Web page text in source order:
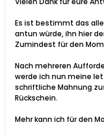
Es ist bestimmt das
antun würde, ihn hier
Zumindest für den
Nach mehreren
werde ich nun meine
schriftliche Mahnung
Rückschein.
Mehr kann ich für den